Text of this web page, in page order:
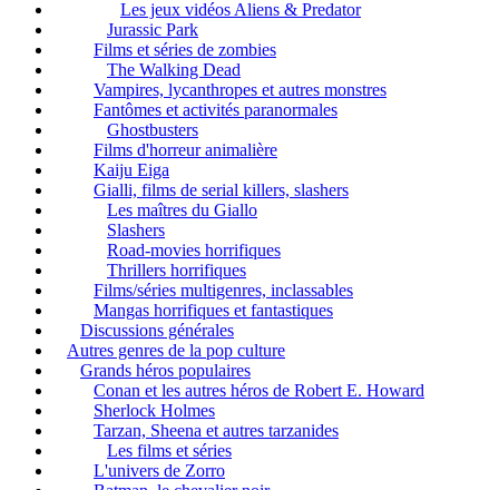
Les jeux vidéos Aliens & Predator
Jurassic Park
Films et séries de zombies
The Walking Dead
Vampires, lycanthropes et autres monstres
Fantômes et activités paranormales
Ghostbusters
Films d'horreur animalière
Kaiju Eiga
Gialli, films de serial killers, slashers
Les maîtres du Giallo
Slashers
Road-movies horrifiques
Thrillers horrifiques
Films/séries multigenres, inclassables
Mangas horrifiques et fantastiques
Discussions générales
Autres genres de la pop culture
Grands héros populaires
Conan et les autres héros de Robert E. Howard
Sherlock Holmes
Tarzan, Sheena et autres tarzanides
Les films et séries
L'univers de Zorro